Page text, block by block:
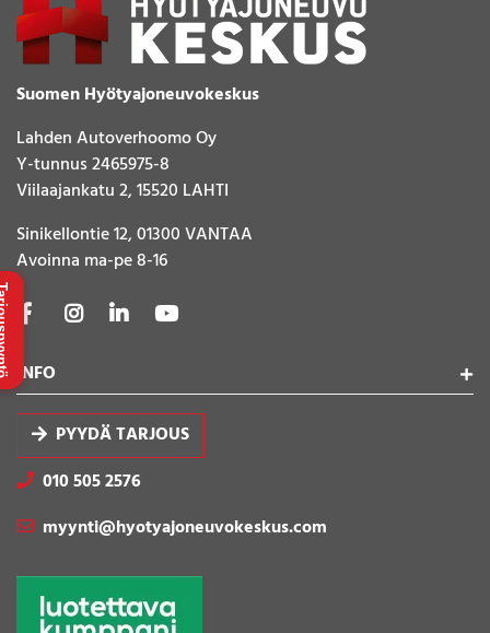
Suomen Hyötyajoneuvokeskus
Lahden Autoverhoomo Oy
Y-tunnus 2465975-8
Viilaajankatu 2, 15520 LAHTI
Sinikellontie 12, 01300 VANTAA
Avoinna ma-pe 8-16
INFO
PYYDÄ TARJOUS
010 505 2576
myynti@hyotyajoneuvokeskus.com